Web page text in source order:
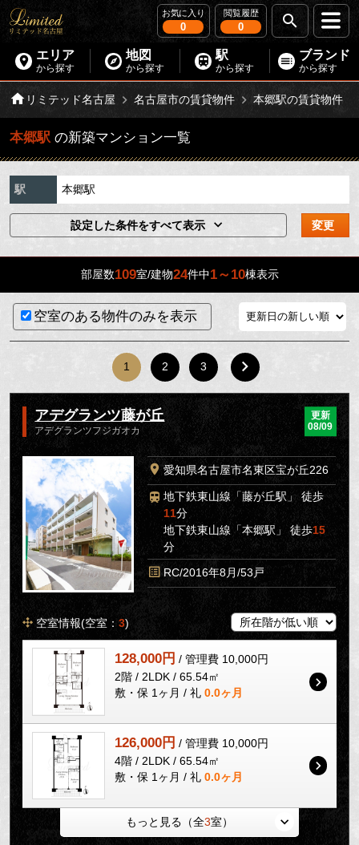
お気に入り
0
閲覧履歴
0
エリア
から探す
地図
から探す
駅
から探す
ブランド
から探す
リミテッド名古屋 名古屋市の賃貸物件 本郷駅の賃貸物件
本郷駅 の新築マンション一覧
駅 本郷駅
設定した条件をすべて表示 変更
部屋数109室/建物24件中1～10棟表示
空室のある物件のみを表示
1 2 3
アデグランツ藤が丘
アデグランツフジガオカ
更新
08/09
愛知県名古屋市名東区宝が丘226
地下鉄東山線「藤が丘駅」 徒歩
11分
地下鉄東山線「本郷駅」 徒歩15
分
RC/2016年8月/53戸
空室情報(空室：3)
128,000円 / 管理費 10,000円
2階 / 2LDK / 65.54㎡
敷・保 1ヶ月 / 礼 0.0ヶ月
126,000円 / 管理費 10,000円
4階 / 2LDK / 65.54㎡
敷・保 1ヶ月 / 礼 0.0ヶ月
もっと見る（全3室）